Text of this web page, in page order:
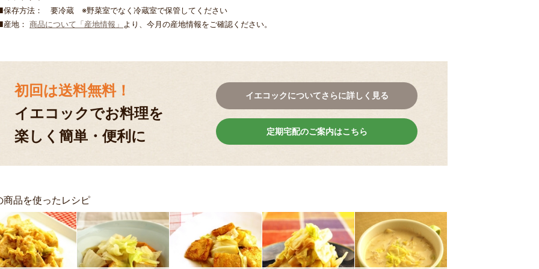
存方法： 要冷蔵 ※野菜室でなく冷蔵室で保管してください
地： 商品について「産地情報」 より、今月の産地情報をご確認ください。
初回は送料無料！
イエコックでお料理を
楽しく簡単・便利に
イエコックについてさらに詳しく見る
定期宅配のご案内はこちら
商品を使ったレシピ